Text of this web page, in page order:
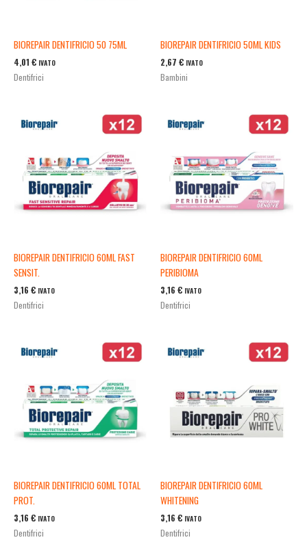
BIOREPAIR DENTIFRICIO 50 75ML
4,01 € IVATO
Dentifrici
BIOREPAIR DENTIFRICIO 50ML KIDS
2,67 € IVATO
Bambini
BIOREPAIR DENTIFRICIO 60ML FAST
SENSIT.
3,16 € IVATO
Dentifrici
BIOREPAIR DENTIFRICIO 60ML
PERIBIOMA
3,16 € IVATO
Dentifrici
BIOREPAIR DENTIFRICIO 60ML TOTAL
PROT.
3,16 € IVATO
Dentifrici
BIOREPAIR DENTIFRICIO 60ML
WHITENING
3,16 € IVATO
Dentifrici